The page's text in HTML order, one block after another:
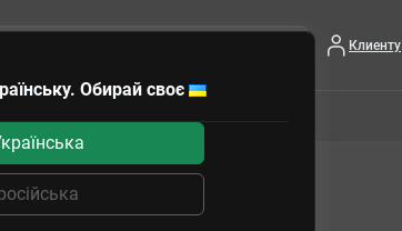
Клиенту
(Comanauts)
Обирай своє